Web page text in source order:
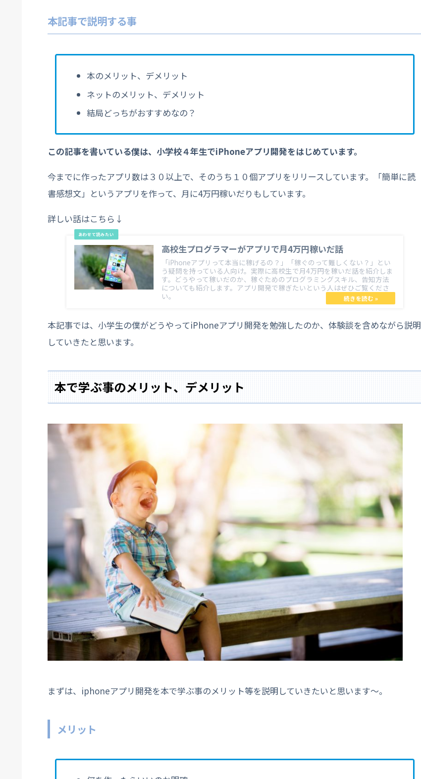
本記事で説明する事
本のメリット、デメリット
ネットのメリット、デメリット
結局どっちがおすすめなの？
この記事を書いている僕は、小学校４年生でiPhoneアプリ開発をはじめています。
今までに作ったアプリ数は３０以上で、そのうち１０個アプリをリリースしています。「簡単に読
書感想文」というアプリを作って、月に4万円稼いだりもしています。
詳しい話はこちら↓
高校生プログラマーがアプリで月4万円稼いだ話
「iPhoneアプリって本当に稼げるの？」「稼ぐのって難しくない？」とい
う疑問を持っている人向け。実際に高校生で月4万円を稼いだ話を紹介しま
す。どうやって稼いだのか、稼ぐためのプログラミングスキル、告知方法
についても紹介します。アプリ開発で稼ぎたいという人はぜひご覧くださ
い。
本記事では、小学生の僕がどうやってiPhoneアプリ開発を勉強したのか、体験談を含めながら説明
していきたと思います。
本で学ぶ事のメリット、デメリット
まずは、iphoneアプリ開発を本で学ぶ事のメリット等を説明していきたいと思います〜。
メリット